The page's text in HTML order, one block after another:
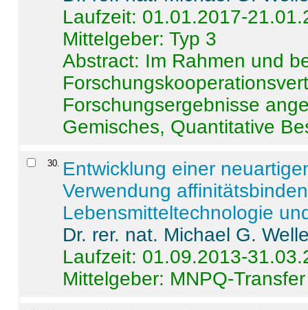
Laufzeit: 01.01.2017-
Mittelgeber: Typ 3
Abstract: Im Rahmen und
Forschungsergebnisse
Gemisches, Quantitative
30. Entwicklung einer
Verwendung
Lebensmitteltechnologie
Dr. rer. nat. Michael G.
Laufzeit: 01.09.2013-
Mittelgeber: MNPQ-Transfer